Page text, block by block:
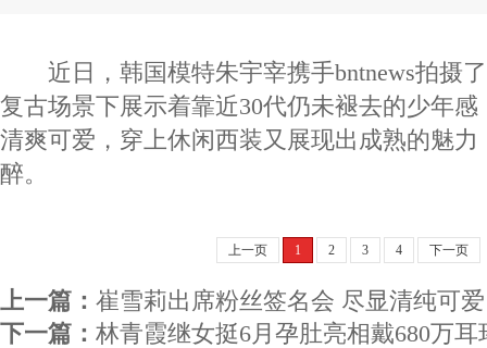
近日，韩国模特朱宇宰携手bntnews拍摄
复古场景下展示着靠近30代仍未褪去的少年
清爽可爱，穿上休闲西装又展现出成熟的魅
醉。
上一页 1 2 3 4 下一页
上一篇： 崔雪莉出席粉丝签名会 尽显清纯可爱
下一篇： 林青霞继女挺6月孕肚亮相戴680万耳